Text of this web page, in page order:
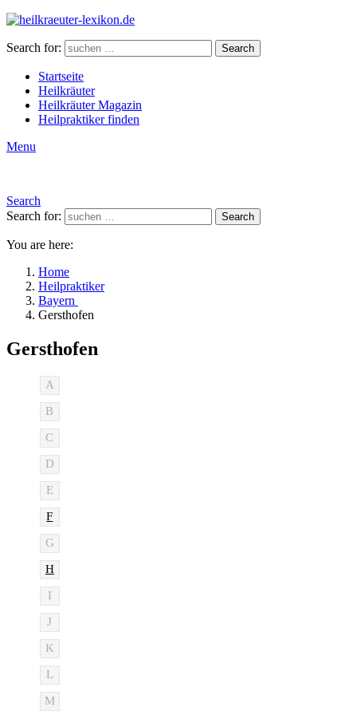
Search for: Search
Startseite
Heilkräuter
Heilkräuter Magazin
Heilpraktiker finden
Menu
Search
Search for:
Search
You are here:
Home
Heilpraktiker
Bayern
Gersthofen
Gersthofen
A
B
C
D
E
F
G
H
I
J
K
L
M